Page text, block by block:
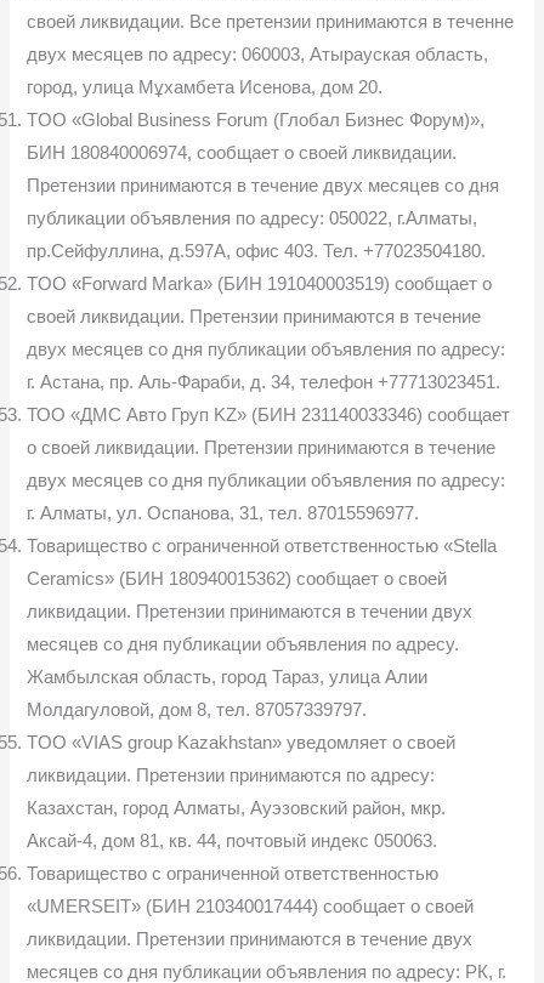
своей ликвидации. Все претензии принимаются в теченне
двух месяцев по адресу: 060003, Атырауская область,
город, улица Мұхамбета Исенова, дом 20.
TOO «Global Business Forum (Глобал Бизнес Форум)»,
БИН 180840006974, сообщает о своей ликвидации.
Претензии принимаются в течение двух месяцев со дня
публикации объявления по адресу: 050022, г.Алматы,
пр.Сейфуллина, д.597А, офис 403. Тел. +77023504180.
TOO «Forward Marka» (БИН 191040003519) сообщает о
своей ликвидации. Претензии принимаются в течение
двух месяцев со дня публикации объявления по адресу:
г. Астана, пр. Аль-Фараби, д. 34, телефон +77713023451.
ТОО «ДМС Авто Груп KZ» (БИН 231140033346) сообщает
о своей ликвидации. Претензии принимаются в течение
двух месяцев со дня публикации объявления по адресу:
г. Алматы, ул. Оспанова, 31, тел. 87015596977.
Товарищество с ограниченной ответственностью «Stella
Ceramics» (БИН 180940015362) сообщает о своей
ликвидации. Претензии принимаются в течении двух
месяцев со дня публикации объявления по адресу.
Жамбылская область, город Тараз, улица Алии
Молдагуловой, дом 8, тел. 87057339797.
TOO «VIAS group Kazakhstan» уведомляет о своей
ликвидации. Претензии принимаются по адресу:
Казахстан, город Алматы, Ауэзовский район, мкр.
Аксай-4, дом 81, кв. 44, почтовый индекс 050063.
Товарищество с ограниченной ответственностью
«UMERSEIT» (БИН 210340017444) сообщает о своей
ликвидации. Претензии принимаются в течение двух
месяцев со дня публикации объявления по адресу: РК, г.